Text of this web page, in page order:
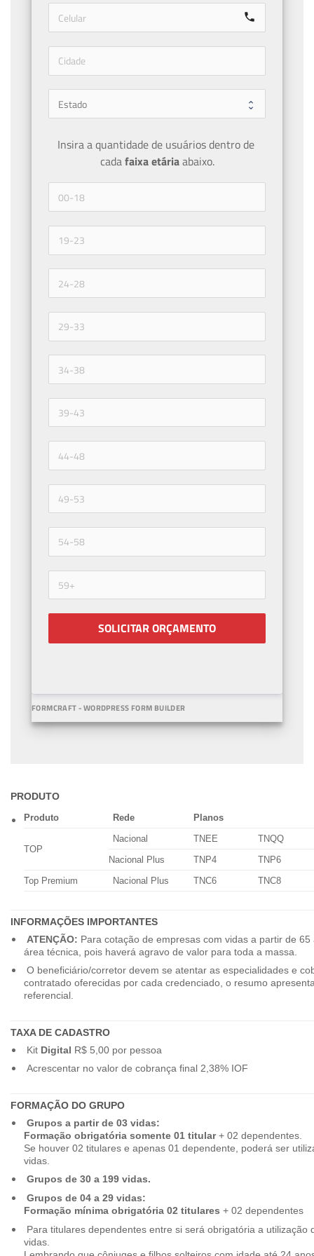
call
Insira a quantidade de usuários dentro de
cada faixa etária abaixo.
SOLICITAR ORÇAMENTO
FORMCRAFT - WORDPRESS FORM BUILDER
PRODUTO
Produto Rede Planos
TOP
Nacional TNEE
TNQQ
Nacional Plus
TNP4
TNP6
Top Premium
Nacional Plus TNC6 TNC8
INFORMAÇÕES IMPORTANTES
ATENÇÃO: Para cotação de empresas com vidas a partir de
área técnica, pois haverá agravo de valor para toda a massa.
O beneficiário/corretor devem se atentar as especialidades e
contratado oferecidas por cada credenciado, o resumo
referencial.
TAXA DE CADASTRO
Kit Digital R$ 5,00 por pessoa
Acrescentar no valor de cobrança final 2,38% IOF
FORMAÇÃO DO GRUPO
Grupos a partir de 03 vidas:
Formação obrigatória somente 01 titular+ 02 dependentes.
Se houver 02 titulares e apenas 01 dependente, poderá ser
vidas.
Grupos de 30 a 199 vidas.
Grupos de 04 a 29 vidas:
Formação mínima obrigatória 02 titulares + 02 dependentes
Para titulares dependentes entre si será obrigatória a utilização
vidas.